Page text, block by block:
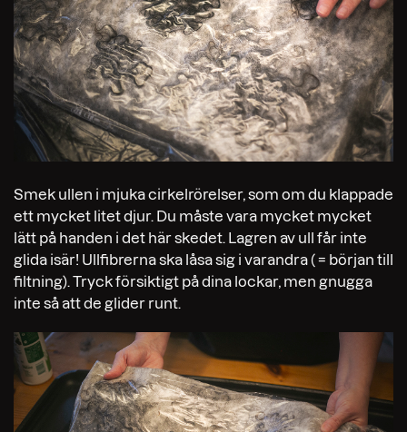
Smek ullen i mjuka cirkelrörelser, som om du klappade
ett mycket litet djur. Du måste vara mycket mycket
lätt på handen i det här skedet. Lagren av ull får inte
glida isär! Ullfibrerna ska låsa sig i varandra ( = början till
filtning). Tryck försiktigt på dina lockar, men gnugga
inte så att de glider runt.